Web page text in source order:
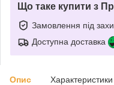
Що таке купити з
Замовлення під
Доступна доставка
Опис Характеристики